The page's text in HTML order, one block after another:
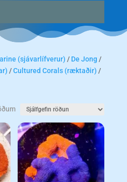
(sjávarlífverur) / De Jong /
/Cultured Corals (ræktaðir) /